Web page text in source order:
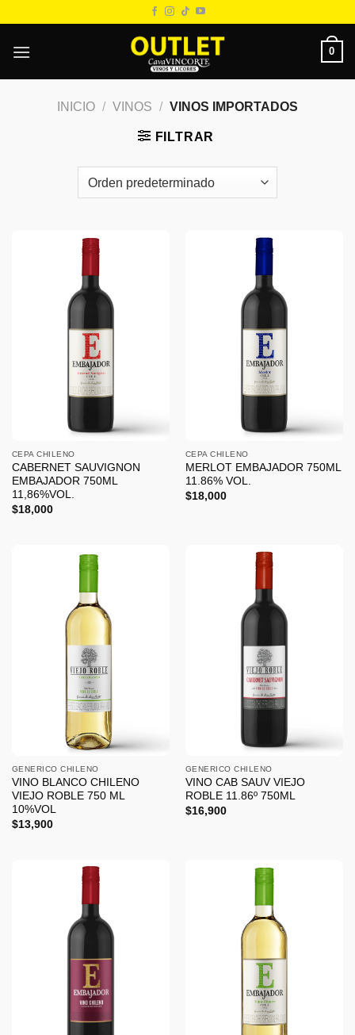
contenido
0
INICIO / VINOS / VINOS IMPORTADOS
FILTRAR
CEPA CHILENO
CABERNET SAUVIGNON
EMBAJADOR 750ML
11,86%VOL.
$18,000
CEPA CHILENO
MERLOT EMBAJADOR 750ML
11.86% VOL.
$18,000
GENERICO CHILENO
VINO BLANCO CHILENO
VIEJO ROBLE 750 ML
10%VOL
$13,900
GENERICO CHILENO
VINO CAB SAUV VIEJO
ROBLE 11.86º 750ML
$16,900